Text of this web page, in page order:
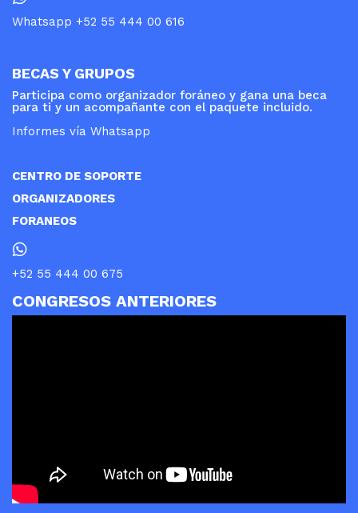
Whatsapp +52 55 444 00 616
BECAS Y GRUPOS
Participa como organizador foráneo y gana una beca
para ti y un acompañante con el paquete incluido.
Informes vía Whatsapp
CENTRO DE SOPORTE
ORGANIZADORES
FORANEOS
+52 55 444 00 675
CONGRESOS ANTERIORES